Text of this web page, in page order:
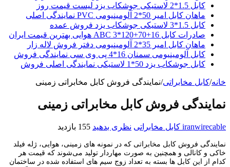
کابل 1.5*2 لاستیکی جوشکاب یزد لیست قیمت روز
ماهان کابل امیر 50*2 آلومینیومی PVC نمایندگی اصلی
کابل 1.5*3 لاستیکی جوشکاب یزد فروش عمده
صادرات کابل 16+70+120*3 ABC هوایی بهترین قیمت ایران
ماهان کابل امیر 35*2 آلومینیومی دفتر فروش لاله زار
کابل آلومینیومی سمنان 16*4 پی وی سی نمایندگی فروش
کابل جوشکاب یزد 50*1 لاستیکی نمایندگی اصلی فروش
خانه/کابل مخابراتی/نمایندگی فروش کابل مخابراتی زمینی
نمایندگی فروش کابل مخابراتی زمینی
iranwirecable کابل مخابراتی نظری بدهید 155 بازدید
نمایندگی فروش کابل مخابراتی که در نمونه های زمینی، هوایی، ژله فیلد
خاکی و کانالی و همچنین به صورت مهاردار تولید می‌شوند که قیمت هر
کدام از این کابل ها بسته به تعداد زوج سیم های استفاده شده در ساختمان